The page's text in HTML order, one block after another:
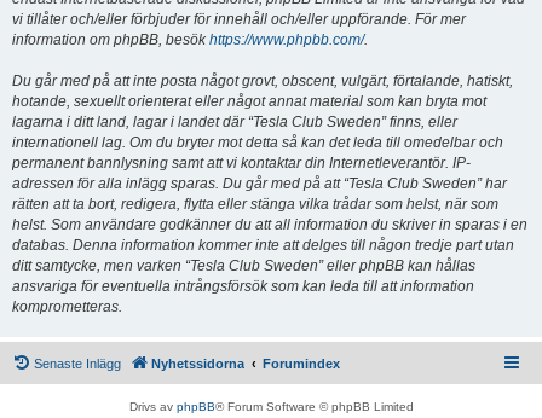
vi tillåter och/eller förbjuder för innehåll och/eller uppförande. För mer
information om phpBB, besökhttps://www.phpbb.com/.
Du går med på att inte posta något grovt, obscent, vulgärt, förtalande, hatiskt,
hotande, sexuellt orienterat eller något annat material som kan bryta mot
lagarna i ditt land, lagar i landet där “Tesla Club Sweden” finns, eller
internationell lag. Om du bryter mot detta så kan det leda till omedelbar och
permanent bannlysning samt att vi kontaktar din Internetleverantör. IP-
adressen för alla inlägg sparas. Du går med på att “Tesla Club Sweden” har
rätten att ta bort, redigera, flytta eller stänga vilka trådar som helst, när som
helst. Som användare godkänner du att all information du skriver in sparas i en
databas. Denna information kommer inte att delges till någon tredje part utan
ditt samtycke, men varken “Tesla Club Sweden” eller phpBB kan hållas
ansvariga för eventuella intrångsförsök som kan leda till att information
komprometteras.
Senaste Inlägg Nyhetssidorna Forumindex
Drivs av phpBB® Forum Software © phpBB Limited